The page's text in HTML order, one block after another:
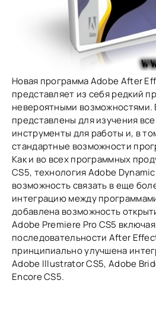
Новая программа Adobe After
представляет из себя редкий
невероятными возможностями.
представлены для изучения
инструменты для работы и, в
стандартные возможности
Как и во всех программных
CS5, технология Adobe
возможность связать в еще
интеграцию между
добавлена возможность
Adobe Premiere Pro CS5
последовательности After
принципиально улучшена
Adobe Illustrator CS5, Adobe
Encore CS5.